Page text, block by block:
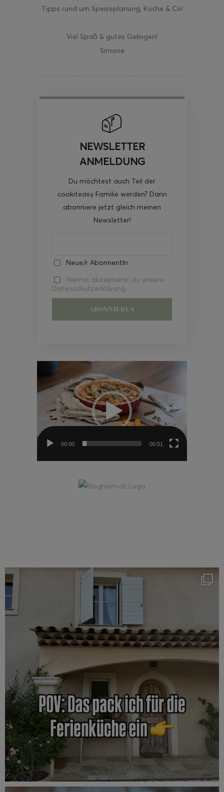
Tipps rund um Speiseplanung, Küche & Co!
Viel Spaß & gutes Gelingen!
Simone
NEWSLETTER
ANMELDUNG
Du möchtest auch Teil der
cookiteasy Familie werden? Dann
abonniere jetzt gleich meinen
Newsletter!
Neue/r AbonnentIn
Hiermit akzeptierst du unsere
Datenschutzerklärung.
Video-
00:00 00:51